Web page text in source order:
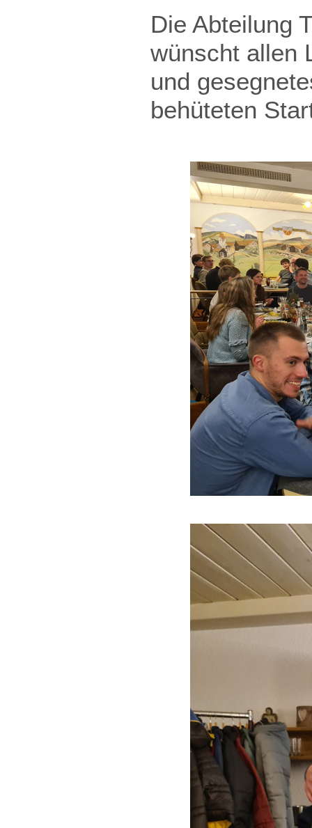
Die Abteilung
wünscht allen
und
behüteten